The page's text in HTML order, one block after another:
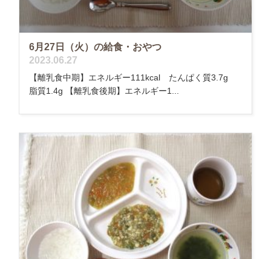
6月27日（火）の給食・おやつ
2023.06.27
【離乳食中期】エネルギー111kcal たんぱく質3.7g
脂質1.4g 【離乳食後期】エネルギー1...